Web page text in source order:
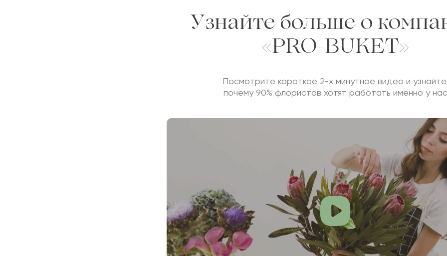
Узнайте больше о
«PRO-BUKET»
Посмотрите короткое 2-х минутное видео и
почему 90% флористов хотят работать именно у нас